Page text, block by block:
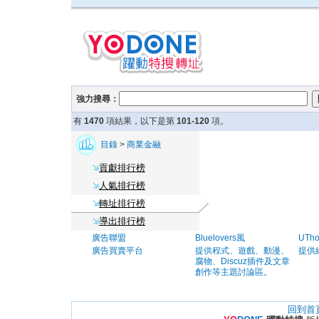
強力搜尋：
有 1470 項結果，以下是第 101-120 項。
目錄 > 商業金融
貢獻排行榜
人氣排行榜
轉址排行榜
導出排行榜
廣告聯盟
廣告買賣平台
Bluelovers風
提供程式、遊戲、動漫、
腐物、Discuz插件及文章
創作等主題討論區。
提供
回到首